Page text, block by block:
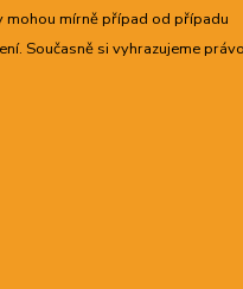
mohou mírně případ od případu
Současně si vyhrazujeme